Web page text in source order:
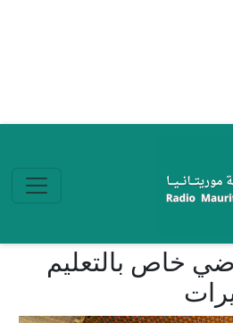
خاص بالتعليم